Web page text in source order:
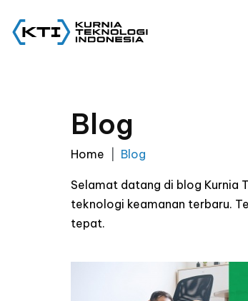
Blog
Home Blog
Selamat datang di blog Kurnia
teknologi keamanan terbaru.
tepat.